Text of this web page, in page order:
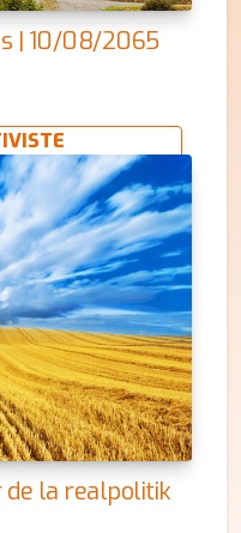
| 10/08/2065
la realpolitik